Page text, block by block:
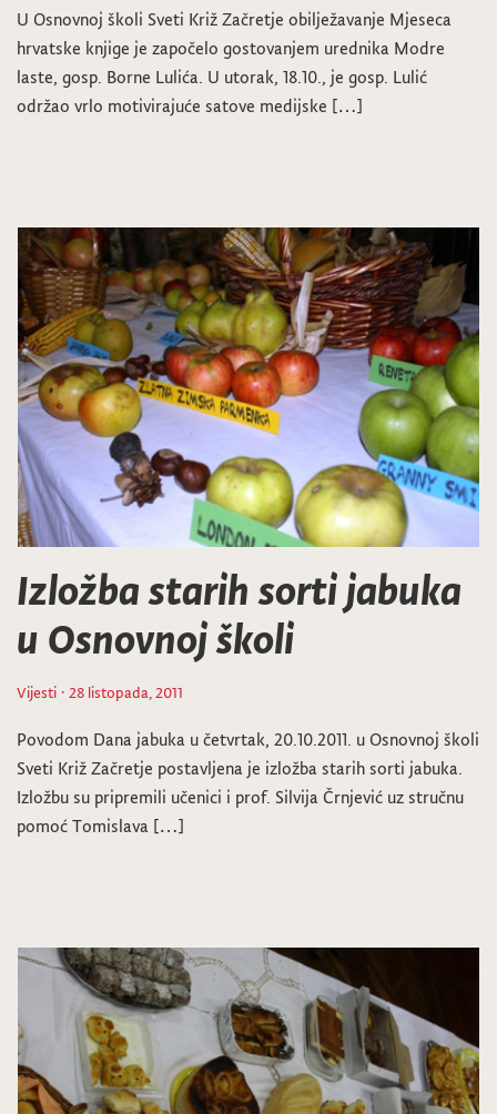
U Osnovnoj školi Sveti Križ Začretje obilježavanje Mjeseca
hrvatske knjige je započelo gostovanjem urednika Modre
laste, gosp. Borne Lulića. U utorak, 18.10., je gosp. Lulić
održao vrlo motivirajuće satove medijske […]
Izložba starih sorti jabuka
u Osnovnoj školi
Vijesti · 28 listopada, 2011
Povodom Dana jabuka u četvrtak, 20.10.2011. u Osnovnoj školi
Sveti Križ Začretje postavljena je izložba starih sorti jabuka.
Izložbu su pripremili učenici i prof. Silvija Črnjević uz stručnu
pomoć Tomislava […]